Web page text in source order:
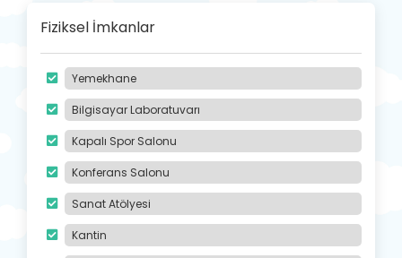
Fiziksel İmkanlar
Yemekhane
Bilgisayar Laboratuvarı
Kapalı Spor Salonu
Konferans Salonu
Sanat Atölyesi
Kantin